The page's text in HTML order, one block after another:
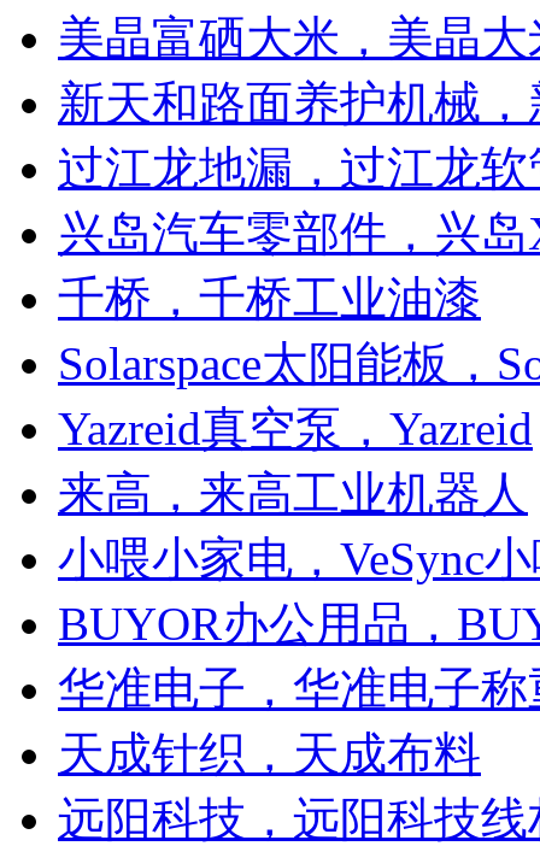
美晶富硒大米，美晶大
新天和路面养护机械
过江龙地漏，过江龙软
兴岛汽车零部件，兴
千桥，千桥工业油漆
Solarspace太阳能板，
Yazreid真空泵，Yazreid
来高，来高工业机器人
小喂小家电，VeSync
BUYOR办公用品，
华准电子，华准电子
天成针织，天成布料
远阳科技，远阳科技线